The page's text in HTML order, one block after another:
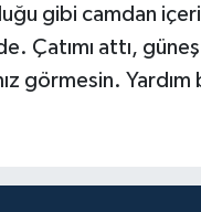
gibi camdan içeri
Çatımı attı,
görmesin.